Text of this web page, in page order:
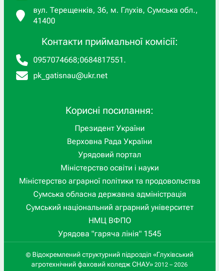
вул. Терещенків, 36, м. Глухів, Сумська обл.,
41400
Контакти приймальної комісії:
0957074668;0684817551 .
pk_gatisnau@ukr.net
Корисні посилання:
Президент України
Верховна Рада України
Урядовий портал
Міністерство освіти і науки
Міністерство аграрної політики та продовольства
Сумська обласна державна адміністрація
Сумський національний аграрний університет
НМЦ ВФПО
Урядова "гаряча лінія" 1545
© Відокремлений структурний підрозділ «Глухівський
агротехнічний фаховий коледж СНАУ» 2012 – 2026